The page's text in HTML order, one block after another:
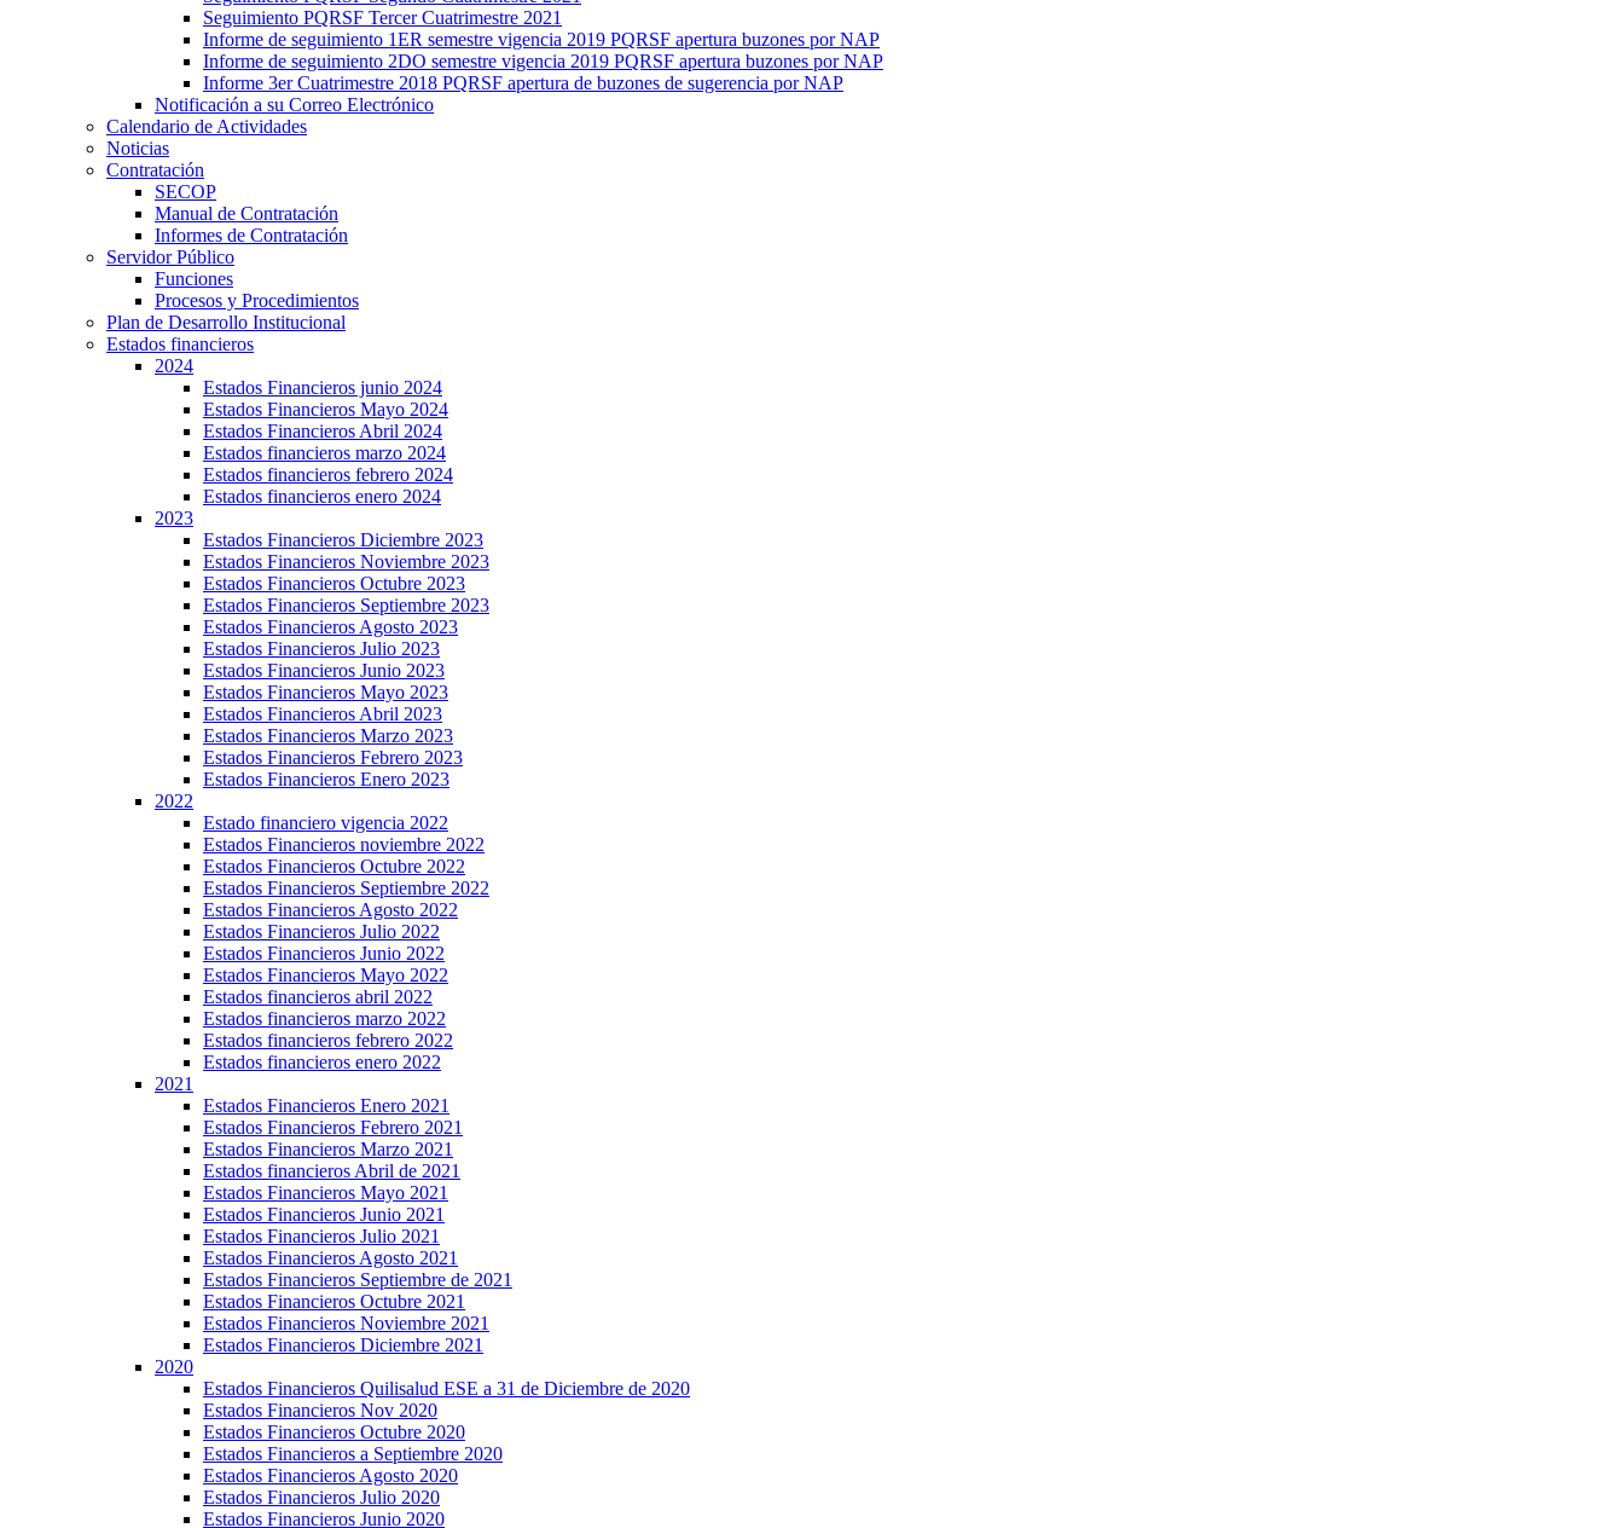
Seguimiento PQRSF Tercer Cuatrimestre 2021
Informe de seguimiento 1ER semestre vigencia 2019 PQRSF apertura buzones por NAP
Informe de seguimiento 2DO semestre vigencia 2019 PQRSF apertura buzones por NAP
Informe 3er Cuatrimestre 2018 PQRSF apertura de buzones de sugerencia por NAP
Notificación a su Correo Electrónico
Calendario de Actividades
Noticias
Contratación
SECOP
Manual de Contratación
Informes de Contratación
Servidor Público
Funciones
Procesos y Procedimientos
Plan de Desarrollo Institucional
Estados financieros
2024
Estados Financieros junio 2024
Estados Financieros Mayo 2024
Estados Financieros Abril 2024
Estados financieros marzo 2024
Estados financieros febrero 2024
Estados financieros enero 2024
2023
Estados Financieros Diciembre 2023
Estados Financieros Noviembre 2023
Estados Financieros Octubre 2023
Estados Financieros Septiembre 2023
Estados Financieros Agosto 2023
Estados Financieros Julio 2023
Estados Financieros Junio 2023
Estados Financieros Mayo 2023
Estados Financieros Abril 2023
Estados Financieros Marzo 2023
Estados Financieros Febrero 2023
Estados Financieros Enero 2023
2022
Estado financiero vigencia 2022
Estados Financieros noviembre 2022
Estados Financieros Octubre 2022
Estados Financieros Septiembre 2022
Estados Financieros Agosto 2022
Estados Financieros Julio 2022
Estados Financieros Junio 2022
Estados Financieros Mayo 2022
Estados financieros abril 2022
Estados financieros marzo 2022
Estados financieros febrero 2022
Estados financieros enero 2022
2021
Estados Financieros Enero 2021
Estados Financieros Febrero 2021
Estados Financieros Marzo 2021
Estados financieros Abril de 2021
Estados Financieros Mayo 2021
Estados Financieros Junio 2021
Estados Financieros Julio 2021
Estados Financieros Agosto 2021
Estados Financieros Septiembre de 2021
Estados Financieros Octubre 2021
Estados Financieros Noviembre 2021
Estados Financieros Diciembre 2021
2020
Estados Financieros Quilisalud ESE a 31 de Diciembre de 2020
Estados Financieros Nov 2020
Estados Financieros Octubre 2020
Estados Financieros a Septiembre 2020
Estados Financieros Agosto 2020
Estados Financieros Julio 2020
Estados Financieros Junio 2020